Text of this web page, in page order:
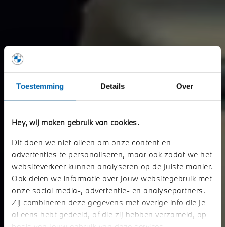
Toestemming Details Over
Hey, wij maken gebruik van cookies.
Dit doen we niet alleen om onze content en
advertenties te personaliseren, maar ook zodat we het
websiteverkeer kunnen analyseren op de juiste manier.
Ook delen we informatie over jouw websitegebruik met
onze social media-, advertentie- en analysepartners.
Zij combineren deze gegevens met overige info die je
al eens hebt gedeeld, of die zij hebben verzameld, op